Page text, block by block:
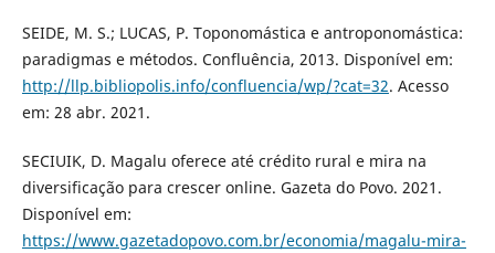
SEIDE, M. S.; LUCAS, P. Toponomástica e antroponomástica:
paradigmas e métodos. Confluência, 2013. Disponível em:
http://llp.bibliopolis.info/confluencia/wp/?cat=32. Acesso
em: 28 abr. 2021.
SECIUIK, D. Magalu oferece até crédito rural e mira na
diversificação para crescer online. Gazeta do Povo. 2021.
Disponível em:
https://www.gazetadopovo.com.br/economia/magalu-mira-